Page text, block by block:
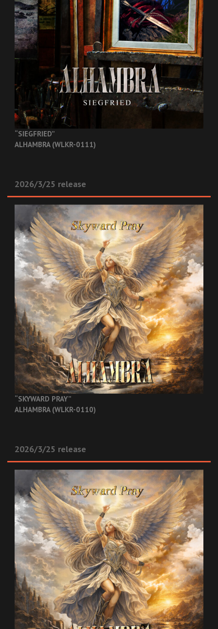
“SIEGFRIED”
ALHAMBRA (WLKR-0111)
2026/3/25 release
“SKYWARD PRAY”
ALHAMBRA (WLKR-0110)
2026/3/25 release